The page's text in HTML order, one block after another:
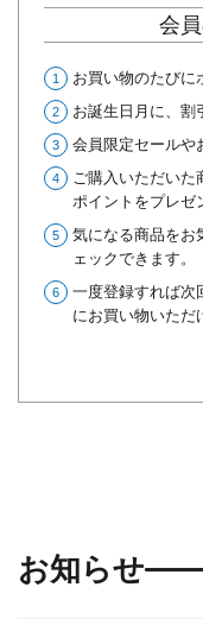
会
お買い物のたびに
お誕生日月に、割
会員限定セールや
ご購入いただい
ポイントをプレゼ
気になる商品をお
ェックできます。
一度登録すれば次
にお買い物いただ
お知らせ